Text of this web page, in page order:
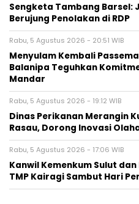
Sengketa Tambang Barsel:
Berujung Penolakan di RDP
Rabu, 5 Agustus 2026 - 20:51 WIB
Menyulam Kembali
Balanipa Teguhkan
Mandar
Rabu, 5 Agustus 2026 - 19:12 WIB
Dinas Perikanan Merangin
Rasau, Dorong Inovasi
Rabu, 5 Agustus 2026 - 17:06 WIB
Kanwil Kemenkum Sulut
TMP Kairagi Sambut Hari